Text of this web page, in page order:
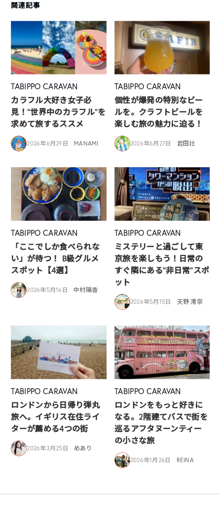
関連記事
TABIPPO CARAVAN
カラフル大好き女子必
見！”世界中のカラフル”を
求めて旅するススメ
2026年6月29日 MANAMI
TABIPPO CARAVAN
個性が爆発の特別なビー
ルを。クラフトビールを
楽しむ旅の魅力に迫る！
2026年6月27日 岩田壮
TABIPPO CARAVAN
「ここでしか食べられな
い」が待つ！ B級グルメ
スポット【4選】
2026年5月16日 中村陽香
TABIPPO CARAVAN
ミステリーと過ごして東
京旅を楽しもう！日常の
すぐ隣にある”非日常”スポ
ット
2026年5月15日 天野 澪奈
TABIPPO CARAVAN
ロンドンから日帰り弾丸
旅へ。イギリス在住ライ
ターが薦める4つの街
2026年3月25日 めあり
TABIPPO CARAVAN
ロンドンをもっと好きに
なる。2階建てバスで街を
巡るアフタヌーンティー
の小さな旅
2026年1月26日 REINA